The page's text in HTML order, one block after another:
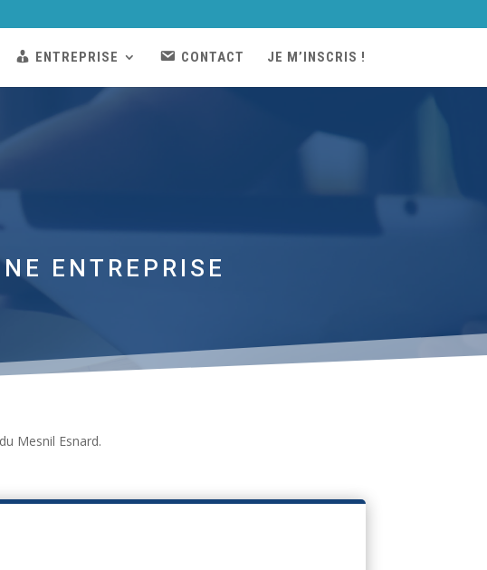
ENTREPRISE CONTACT JE M’INSCRIS !
ENTREPRISE
Mesnil Esnard.